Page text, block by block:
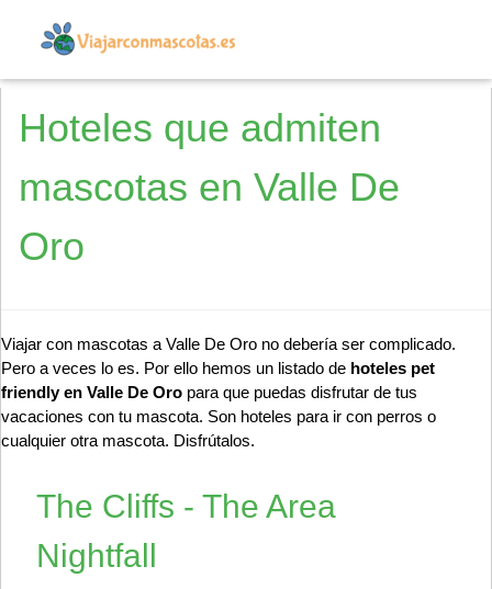
Hoteles que admiten
mascotas en Valle De
Oro
Viajar con mascotas a Valle De Oro no debería ser complicado.
Pero a veces lo es. Por ello hemos un listado de hoteles pet
friendly en Valle De Oro para que puedas disfrutar de tus
vacaciones con tu mascota. Son hoteles para ir con perros o
cualquier otra mascota. Disfrútalos.
The Cliffs - The Area
Nightfall